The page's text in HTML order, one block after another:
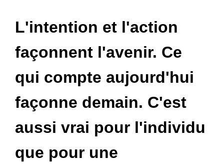
L'intention et l'action
façonnent l'avenir. Ce
qui compte aujourd'hui
façonne demain. C'est
aussi vrai pour l'individu
que pour une